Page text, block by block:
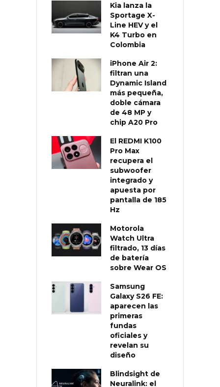
Kia lanza la
Sportage X-
Line HEV y el
K4 Turbo en
Colombia
iPhone Air 2:
filtran una
Dynamic Island
más pequeña,
doble cámara
de 48 MP y
chip A20 Pro
El REDMI K100
Pro Max
recupera el
subwoofer
integrado y
apuesta por
pantalla de 185
Hz
Motorola
Watch Ultra
filtrado, 13 días
de batería
sobre Wear OS
Samsung
Galaxy S26 FE:
aparecen las
primeras
fundas
oficiales y
revelan su
diseño
Blindsight de
Neuralink: el